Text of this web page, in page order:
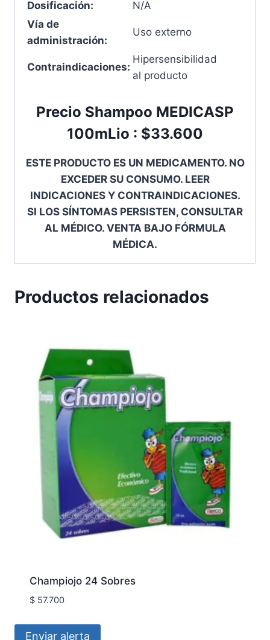
Dosificación:
N/A
Vía de
administración:
Uso externo
Contraindicaciones:
Hipersensibilidad
al producto
Precio Shampoo MEDICASP
100mLio : $33.600
ESTE PRODUCTO ES UN MEDICAMENTO. NO
EXCEDER SU CONSUMO. LEER
INDICACIONES Y CONTRAINDICACIONES.
SI LOS SÍNTOMAS PERSISTEN, CONSULTAR
AL MÉDICO. VENTA BAJO FÓRMULA
MÉDICA.
Productos relacionados
Champiojo 24 Sobres
$57.700
Enviar alerta